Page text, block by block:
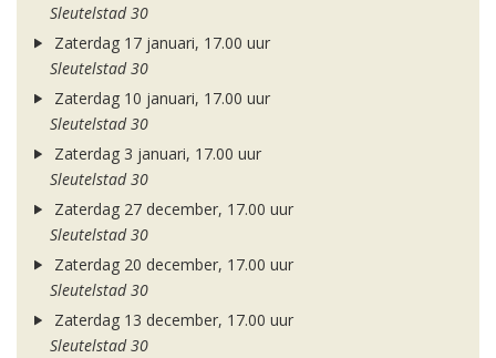
Sleutelstad 30
Zaterdag 17 januari, 17.00 uur
Sleutelstad 30
Zaterdag 10 januari, 17.00 uur
Sleutelstad 30
Zaterdag 3 januari, 17.00 uur
Sleutelstad 30
Zaterdag 27 december, 17.00 uur
Sleutelstad 30
Zaterdag 20 december, 17.00 uur
Sleutelstad 30
Zaterdag 13 december, 17.00 uur
Sleutelstad 30